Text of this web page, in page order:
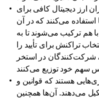
ارز دیجیتال کافی برای
استفاده می‌کنند که در آن
هم ترکیب می‌شوند تا به
تراکنش برای تأیید را
شرکت‌کنندگان در استخر
هستند که قوانین و
می‌دهند. آن‌ها همچنین